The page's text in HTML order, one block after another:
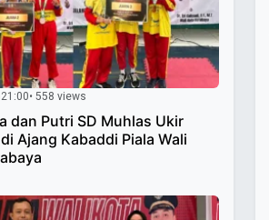
21:00• 558 views
dan Putri SD Muhlas Ukir
Ajang Kabaddi Piala Wali